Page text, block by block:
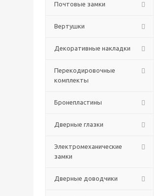
Почтовые замки
Вертушки
Декоративные накладки
Перекодировочные
комплекты
Бронепластины
Дверные глазки
Электромеханические
замки
Дверные доводчики